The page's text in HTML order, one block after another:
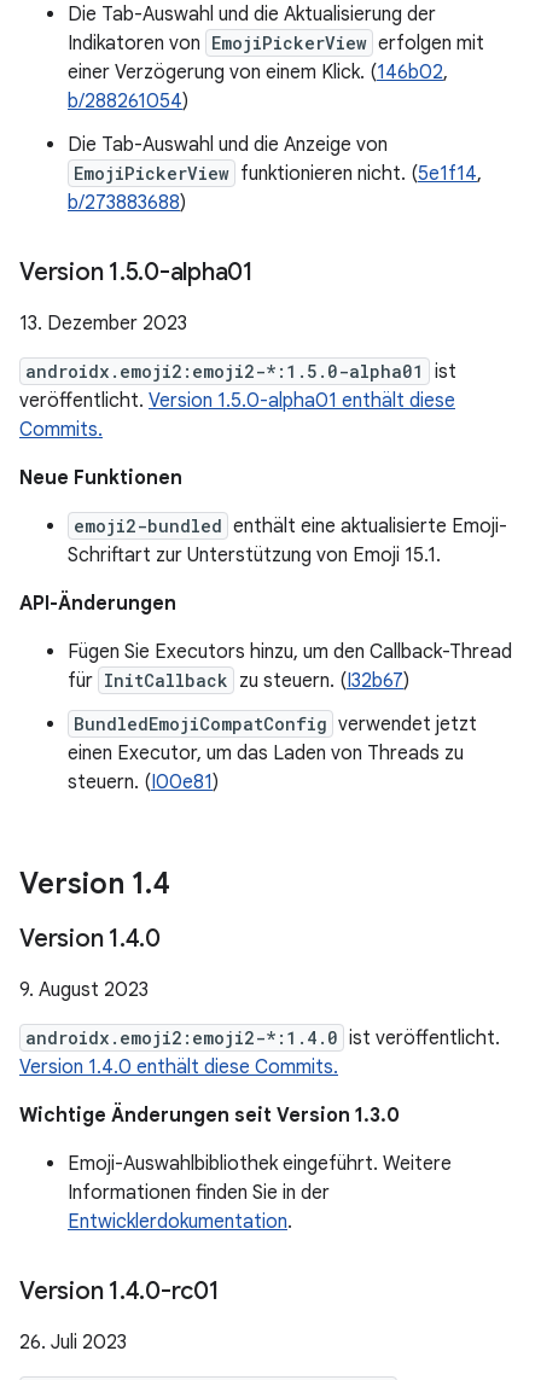
Die Tab-Auswahl und die Aktualisierung der
Indikatoren von EmojiPickerView erfolgen mit
einer Verzögerung von einem Klick. (146b02,
b/288261054)
Die Tab-Auswahl und die Anzeige von
EmojiPickerView funktionieren nicht. (5e1f14,
b/273883688)
Version 1.5.0-alpha01
13. Dezember 2023
androidx.emoji2:emoji2-*:1.5.0-alpha01
ist
veröffentlicht. Version 1.5.0-alpha01 enthält diese
Commits.
Neue Funktionen
emoji2-bundled enthält eine aktualisierte Emoji-
Schriftart zur Unterstützung von Emoji 15.1.
API-Änderungen
Fügen Sie Executors hinzu, um den Callback-Thread
für InitCallback zu steuern. (I32b67)
BundledEmojiCompatConfig verwendet jetzt
einen Executor, um das Laden von Threads zu
steuern. (I00e81)
Version 1.4
Version 1.4.0
9. August 2023
androidx.emoji2:emoji2-*:1.4.0 ist veröffentlicht.
Version 1.4.0 enthält diese Commits.
Wichtige Änderungen seit Version 1.3.0
Emoji-Auswahlbibliothek eingeführt. Weitere
Informationen finden Sie in der
Entwicklerdokumentation.
Version 1.4.0-rc01
26. Juli 2023